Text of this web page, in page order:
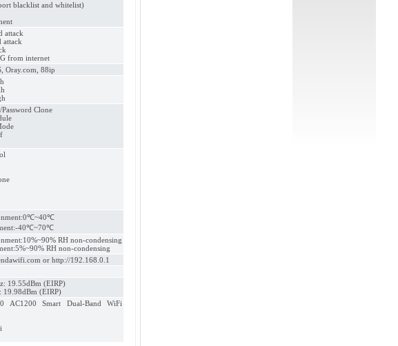
blacklist and whitelist)
attack
attack
from internet
Oray.com, 88ip
Password Clone
40℃~70℃
RH non-condensing
RH non-condensing
or http://192.168.0.1
19.55dBm (EIRP)
19.98dBm (EIRP)
AC1200 Smart Dual-Band WiFi